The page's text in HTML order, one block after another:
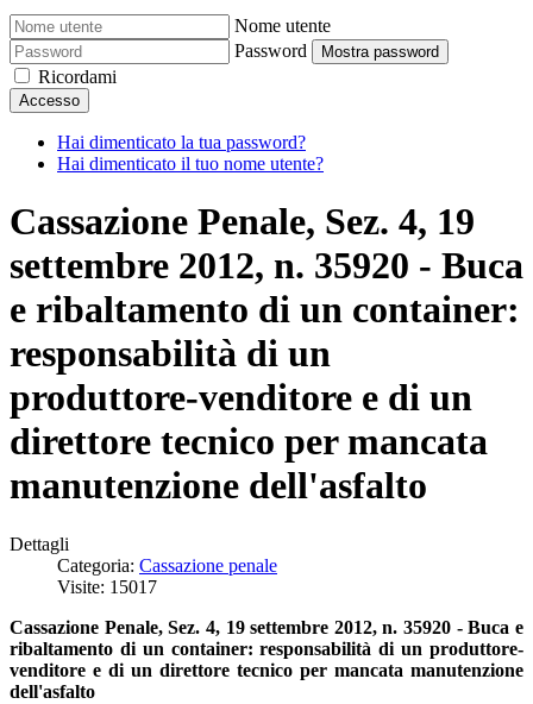
Nome utente
Password
Mostra password
Ricordami
Accesso
Hai dimenticato la tua password?
Hai dimenticato il tuo nome utente?
Cassazione Penale, Sez. 4, 19
settembre 2012, n. 35920 - Buca
e ribaltamento di un container:
responsabilità di un
produttore-venditore e di un
direttore tecnico per mancata
manutenzione dell'asfalto
Dettagli
Categoria: Cassazione penale
Visite: 15017
Cassazione Penale, Sez. 4, 19 settembre 2012, n. 35920 - Buca e
ribaltamento di un container: responsabilità di un produttore-
venditore e di un direttore tecnico per mancata manutenzione
dell'asfalto